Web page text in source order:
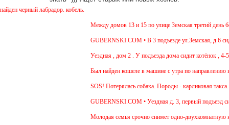
лабрадор. кобель.
Между домов 13 и 15 по улице Земская третий день
GUBERNSKI.COM • В 3 подъезде ул.Земская, д.6
Уездная , дом 2 . У подъезда дома сидит котёнок , 4-5
Был найден кошеле в машине с утра по направлению в
SOS! Потерялась собака. Породы - карликовая
GUBERNSKI.COM • Уездная д. 3, первый
Молодая семья срочно снимет одно-двухкомнатную